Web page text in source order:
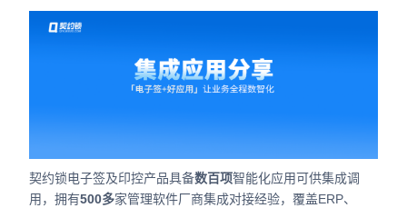
数字存档
全国
契约锁电子签及印控产品具备数百项智能化应用可供集成调
用，拥有500多家管理软件厂商集成对接经验，覆盖ERP、